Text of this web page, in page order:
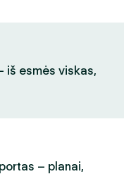
iš esmės viskas,
– planai,